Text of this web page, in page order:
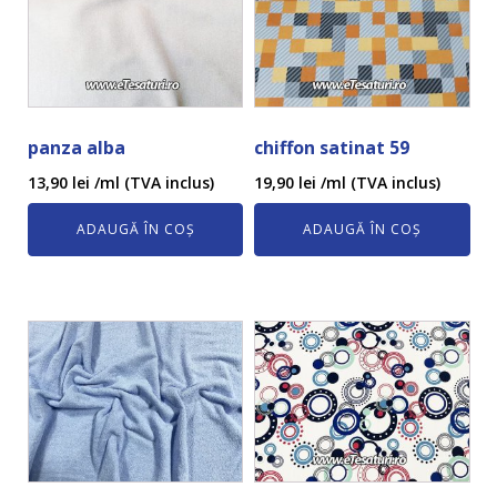
panza alba
13,90 lei /ml (TVA inclus)
ADAUGĂ ÎN COȘ
chiffon satinat 59
19,90 lei /ml (TVA inclus)
ADAUGĂ ÎN COȘ